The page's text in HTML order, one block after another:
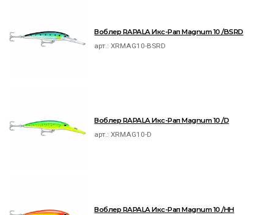
Воблер RAPALA Икс-Рап Magnum 10 /BSRD
арт.:XRMAG10-BSRD
Воблер RAPALA Икс-Рап Magnum 10 /D
арт.:XRMAG10-D
Воблер RAPALA Икс-Рап Magnum 10 /HH